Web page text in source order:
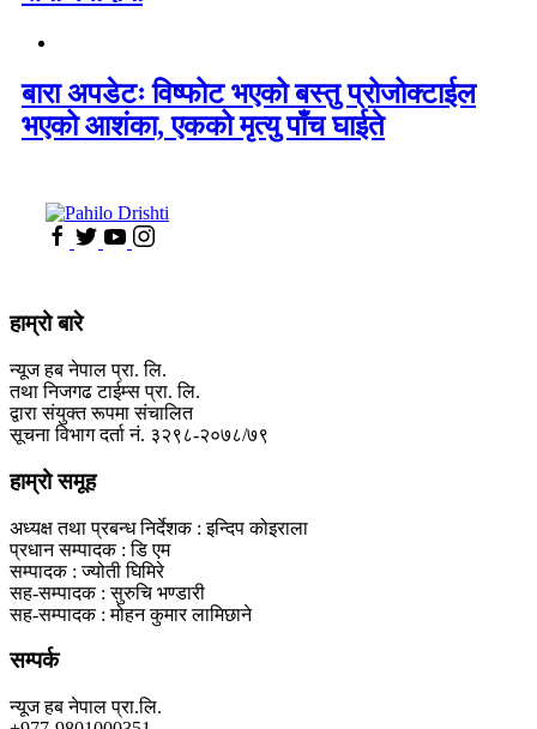
बारा अपडेटः विष्फोट भएको बस्तु प्रोजोक्टाईल
भएको आशंका, एकको मृत्यु पाँच घाईते
हाम्रो बारे
न्यूज हब नेपाल प्रा. लि.
तथा निजगढ टाईम्स प्रा. लि.
द्वारा संयुक्त रूपमा संचालित
सूचना विभाग दर्ता नं. ३२९८-२०७८/७९
हाम्रो समूह
अध्यक्ष तथा प्रबन्ध निर्देशक : इन्दिप कोइराला
प्रधान सम्पादक : डि एम
सम्पादक : ज्योती घिमिरे
सह-सम्पादक : सुरुचि भण्डारी
सह-सम्पादक : मोहन कुमार लामिछाने
सम्पर्क
न्यूज हब नेपाल प्रा.लि.